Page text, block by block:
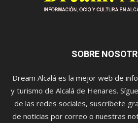
SOBRE
Dream Alcalá es la mejor web de
y turismo de Alcalá de Henares.
de las redes sociales, suscríbete
de noticias por correo o nuestras